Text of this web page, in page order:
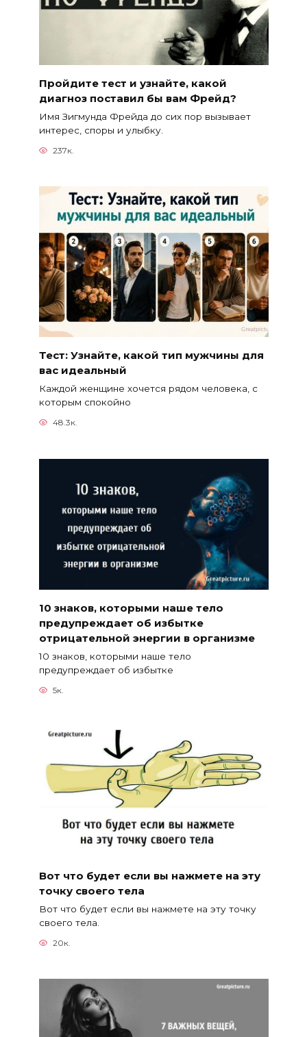
Пройдите тест и узнайте, какой
диагноз поставил бы вам Фрейд?
Имя Зигмунда Фрейда до сих пор вызывает
интерес, споры и улыбку.
237к.
Тест: Узнайте, какой тип мужчины для
вас идеальный
Каждой женщине хочется рядом человека, с
которым спокойно
48.3к.
10 знаков, которыми наше тело
предупреждает об избытке
отрицательной энергии в организме
10 знаков, которыми наше тело
предупреждает об избытке
5к.
Вот что будет если вы нажмете на эту
точку своего тела
Вот что будет если вы нажмете на эту точку
своего тела.
20к.